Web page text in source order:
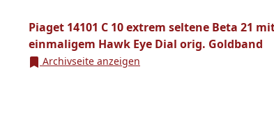
Piaget 14101 C 10 extrem seltene Beta 21
einmaligem Hawk Eye Dial orig. Goldband
Archivseite anzeigen